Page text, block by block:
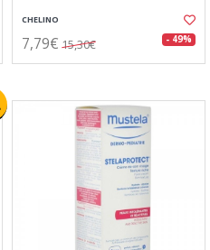
CHELINO
7,79€ 15,30€ - 49%